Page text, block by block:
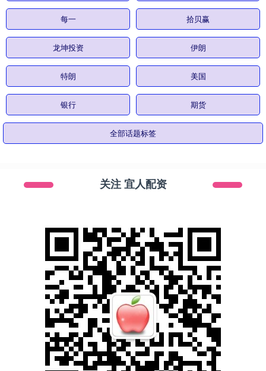
每一 拾贝赢
龙坤投资 伊朗
特朗 美国
银行 期货
全部话题标签
关注 宜人配资